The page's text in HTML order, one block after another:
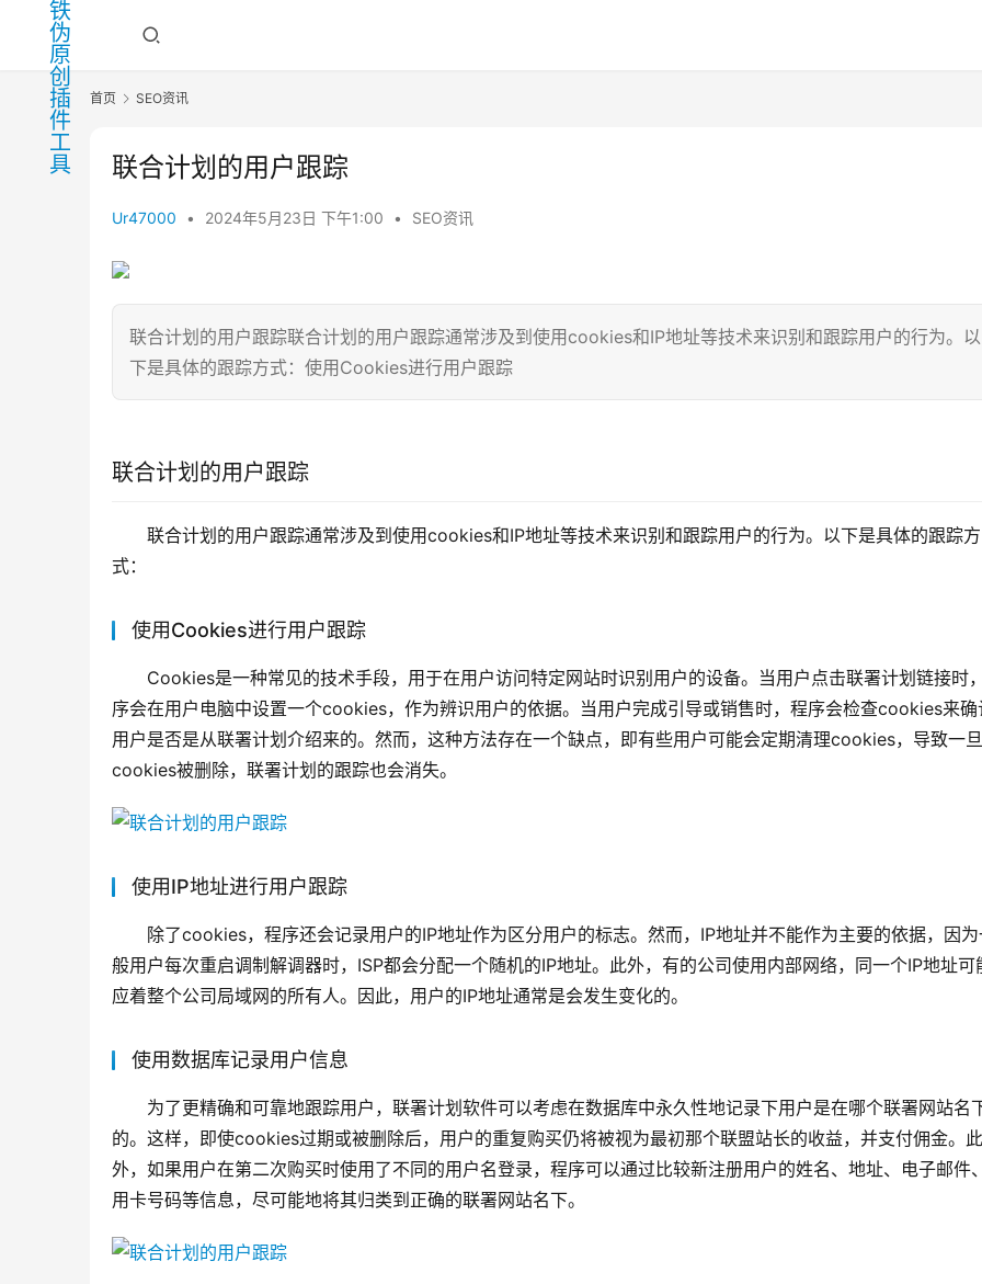
首页 SEO资讯
联合计划的用户跟踪
Ur47000 • 2024年5月23日 下午1:00 • SEO资讯
联合计划的用户跟踪联合计划的用户跟踪通常涉及到使用cookies和IP地址等技术来识别和跟踪用户的行为。以
下是具体的跟踪方式：使用Cookies进行用户跟踪
联合计划的用户跟踪
联合计划的用户跟踪通常涉及到使用cookies和IP地址等技术来识别和跟踪用户的行为。以下是具体的跟踪方
式：
使用Cookies进行用户跟踪
Cookies是一种常见的技术手段，用于在用户访问特定网站时识别用户的设备。当用户点击联署计划链接时
序会在用户电脑中设置一个cookies，作为辨识用户的依据。当用户完成引导或销售时，程序会检查cookies来确
用户是否是从联署计划介绍来的。然而，这种方法存在一个缺点，即有些用户可能会定期清理cookies，导致一旦
cookies被删除，联署计划的跟踪也会消失。
使用IP地址进行用户跟踪
除了cookies，程序还会记录用户的IP地址作为区分用户的标志。然而，IP地址并不能作为主要的依据，因
般用户每次重启调制解调器时，ISP都会分配一个随机的IP地址。此外，有的公司使用内部网络，同一个IP地址可
应着整个公司局域网的所有人。因此，用户的IP地址通常是会发生变化的。
使用数据库记录用户信息
为了更精确和可靠地跟踪用户，联署计划软件可以考虑在数据库中永久性地记录下用户是在哪个联署网站名
的。这样，即使cookies过期或被删除后，用户的重复购买仍将被视为最初那个联盟站长的收益，并支付佣金。此
外，如果用户在第二次购买时使用了不同的用户名登录，程序可以通过比较新注册用户的姓名、地址、电子邮件
用卡号码等信息，尽可能地将其归类到正确的联署网站名下。